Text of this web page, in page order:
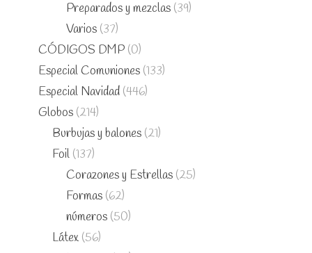
Preparados y mezclas (39)
Varios (37)
CÓDIGOS DMP (0)
Especial Comuniones (133)
Especial Navidad (446)
Globos (214)
Burbujas y balones (21)
Foil (137)
Corazones y Estrellas (25)
Formas (62)
números (50)
Látex (56)